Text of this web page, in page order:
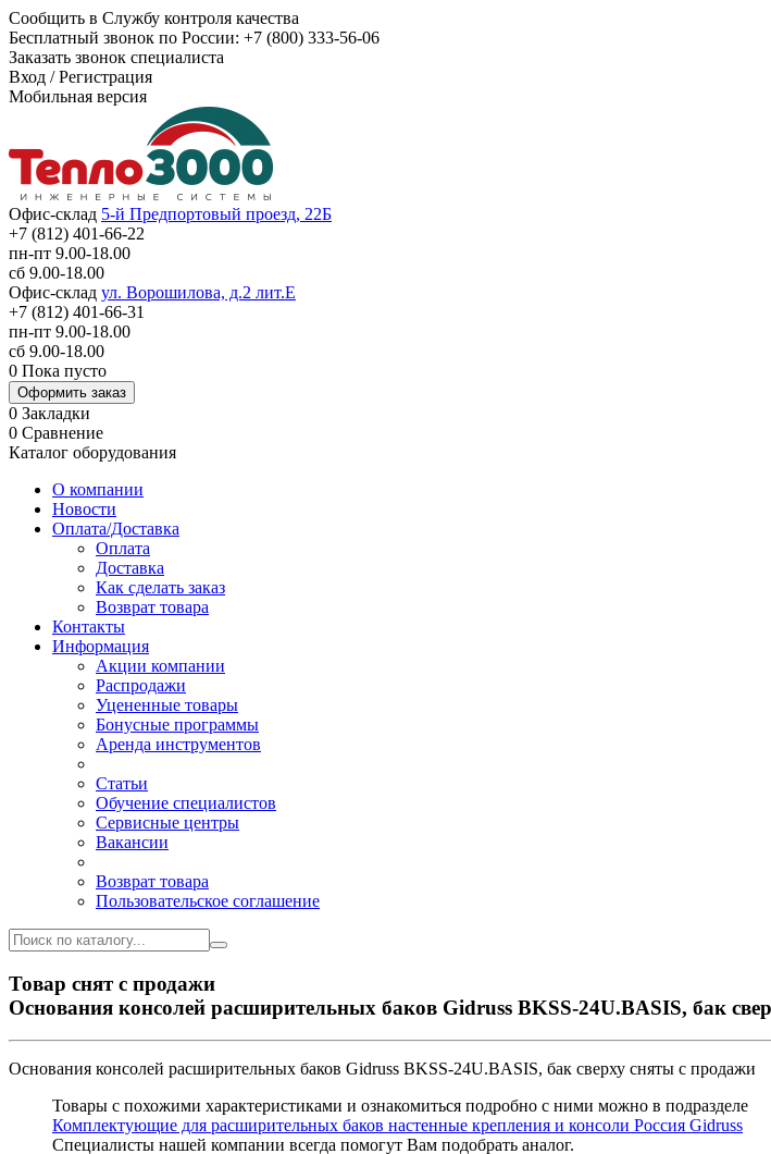
Сообщить в Службу контроля качества
Бесплатный звонок по России: +7 (800) 333-56-06
Заказать звонок специалиста
Вход /Регистрация
Мобильная версия
Офис-склад 5-й Предпортовый проезд, 22Б
+7 (812) 401-66-22
пн-пт 9.00-18.00
сб 9.00-18.00
Офис-склад ул. Ворошилова, д.2 лит.Е
+7 (812) 401-66-31
пн-пт 9.00-18.00
сб 9.00-18.00
0 Пока пусто
Оформить заказ
0 Закладки
0 Сравнение
Каталог оборудования
О компании
Новости
Оплата/Доставка
Оплата
Доставка
Как сделать заказ
Возврат товара
Контакты
Информация
Акции компании
Распродажи
Уцененные товары
Бонусные программы
Аренда инструментов
Статьи
Обучение специалистов
Сервисные центры
Вакансии
Возврат товара
Пользовательское соглашение
Товар снят с продажи
Основания консолей расширительных баков Gidruss BKSS-24U.BASIS, бак
Основания консолей расширительных баков Gidruss BKSS-24U.BASIS, бак сверху сняты с продажи
Товары с похожими характеристиками и ознакомиться подробно с ними можно в подразделе
Комплектующие для расширительных баков настенные крепления и консоли Россия Gidruss
Специалисты нашей компании всегда помогут Вам подобрать аналог.